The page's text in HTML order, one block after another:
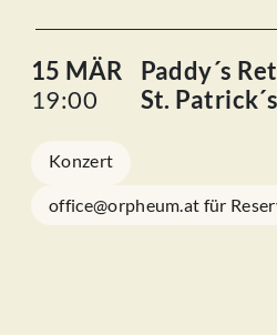
15 MÄR
19:00
Paddy´s
St.
Konzert
office@orpheum.at für